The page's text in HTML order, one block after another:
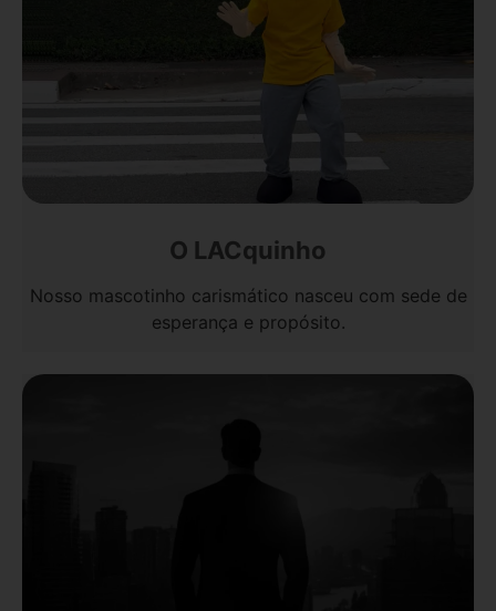
O LACquinho
Nosso mascotinho carismático nasceu com sede de
esperança e propósito.